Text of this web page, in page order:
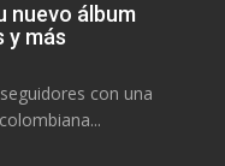
nuevo álbum
y más
con una